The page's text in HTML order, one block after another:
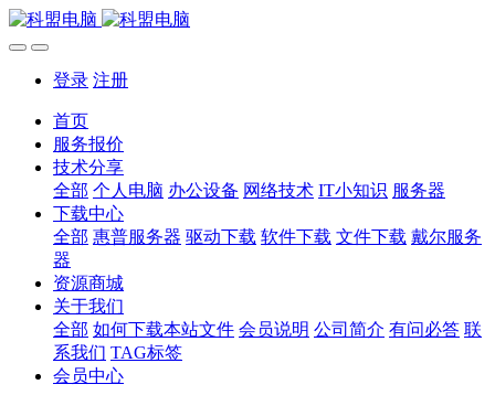
登录 注册
首页
服务报价
技术分享
全部 个人电脑 办公设备 网络技术 IT小知识 服务器
下载中心
全部 惠普服务器 驱动下载 软件下载 文件下载 戴尔服务
器
资源商城
关于我们
全部 如何下载本站文件 会员说明 公司简介 有问必答 联
系我们 TAG标签
会员中心